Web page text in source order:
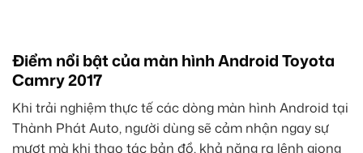
Điểm nổi bật của màn hình Android Toyota
Camry 2017
Khi trải nghiệm thực tế các dòng màn hình Android tại
Thành Phát Auto, người dùng sẽ cảm nhận ngay sự
mượt mà khi thao tác bản đồ, khả năng ra lệnh giọng